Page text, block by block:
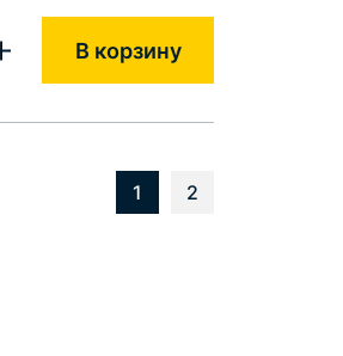
В корзину
1 2